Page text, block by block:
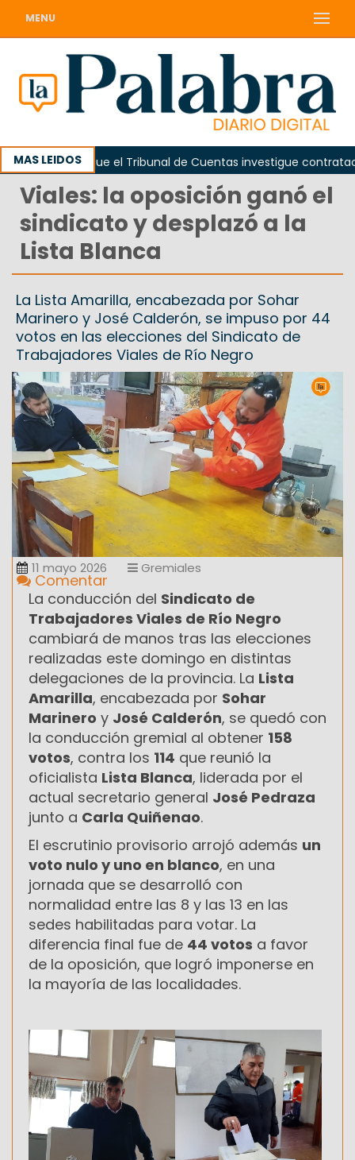
MENU
MAS LEIDOS
Piden que el Tribunal de Cuentas investigue contratación de
Viales: la oposición ganó el
sindicato y desplazó a la
Lista Blanca
La Lista Amarilla, encabezada por Sohar
Marinero y José Calderón, se impuso por 44
votos en las elecciones del Sindicato de
Trabajadores Viales de Río Negro
11 mayo 2026 Gremiales
Comentar
La conducción del Sindicato de
Trabajadores Viales de Río Negro
cambiará de manos tras las elecciones
realizadas este domingo en distintas
delegaciones de la provincia. La Lista
Amarilla, encabezada por Sohar
Marinero y José Calderón, se quedó con
la conducción gremial al obtener 158
votos, contra los 114 que reunió la
oficialista Lista Blanca, liderada por el
actual secretario general José Pedraza
junto a Carla Quiñenao.
El escrutinio provisorio arrojó además un
voto nulo y uno en blanco, en una
jornada que se desarrolló con
normalidad entre las 8 y las 13 en las
sedes habilitadas para votar. La
diferencia final fue de 44 votos a favor
de la oposición, que logró imponerse en
la mayoría de las localidades.